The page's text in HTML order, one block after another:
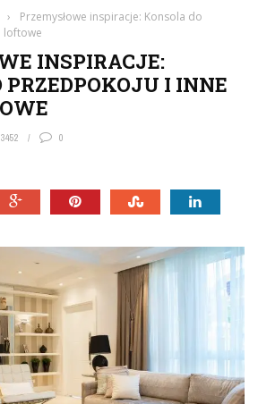
›
Przemysłowe inspiracje: Konsola do
loftowe
INSPIRACJE:
PRZEDPOKOJU I INNE
3452 0